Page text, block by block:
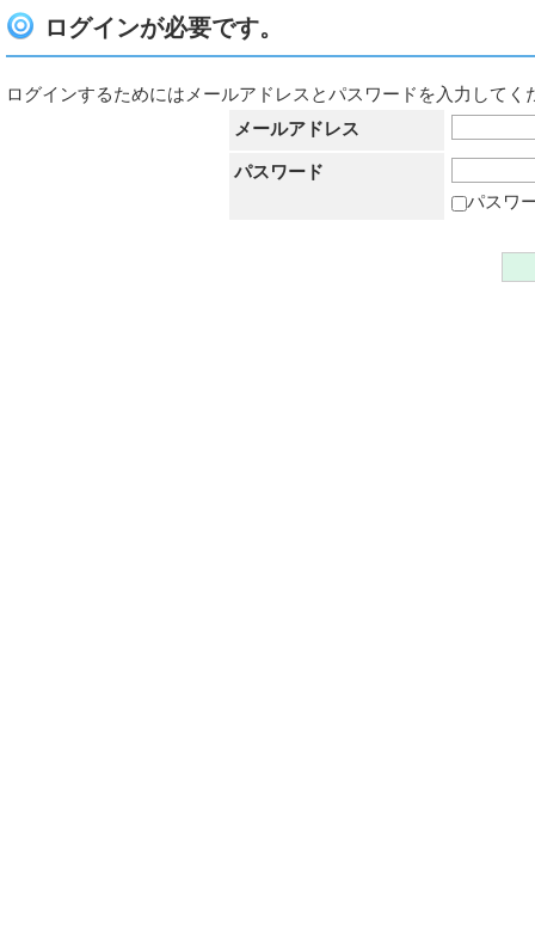
ログインが必要です。
ログインするためにはメールアドレスとパスワードを入力してく
メールアドレス
パスワード
パスワ